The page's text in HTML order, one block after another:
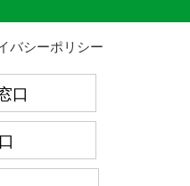
バシーポリシー
口